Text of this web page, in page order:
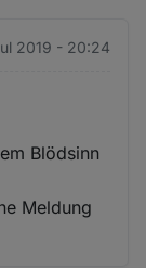
2019 - 20:24
Blödsinn
Meldung